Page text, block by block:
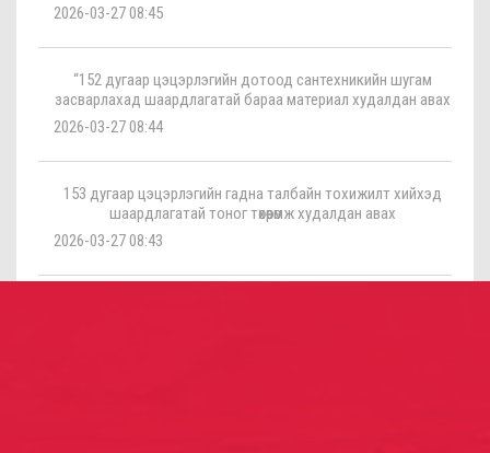
2026-03-27 08:45
“152 дугаар цэцэрлэгийн дотоод сантехникийн шугам
засварлахад шаардлагатай бараа материал худалдан авах
2026-03-27 08:44
153 дугаар цэцэрлэгийн гадна талбайн тохижилт хийхэд
шаардлагатай тоног төхөөрөмж худалдан авах
2026-03-27 08:43